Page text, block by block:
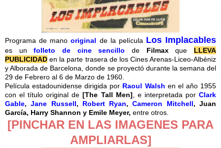
Programa de manooriginal de la película Los Implacables
es unfolleto de cine sencillode Filmaxque LLEVA
PUBLICIDAD en la parte trasera de los Cines Arenas-Liceo-Albéniz
y Alborada de Barcelona, donde se proyectó durante la semana del
29 de Febrero al 6 de Marzo de 1960.
Película estadounidense dirigida por Raoul Walsh en el año 1955
con el título original de[The Tall Men] , e interpretada porClark
Gable,Jane Russell, Robert Ryan,Cameron Mitchell, Juan
García, Harry Shannon y Emile Meyer, entre otros.
[PINCHAR EN LAS IMAGENES PARA
AMPLIARLAS]